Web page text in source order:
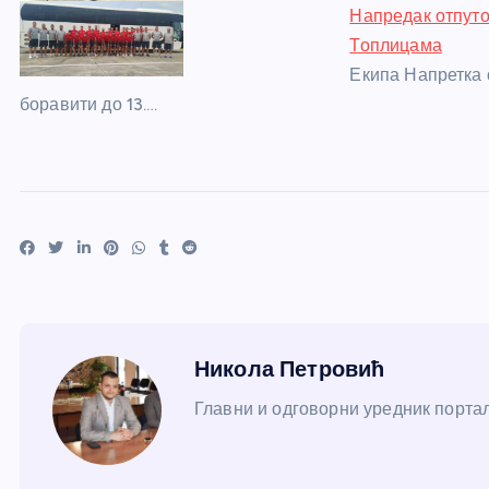
Напредак
Топлицама
Екипа Напретка
боравити до 13.…
Никола Петровић
Главни и одговорни уредник